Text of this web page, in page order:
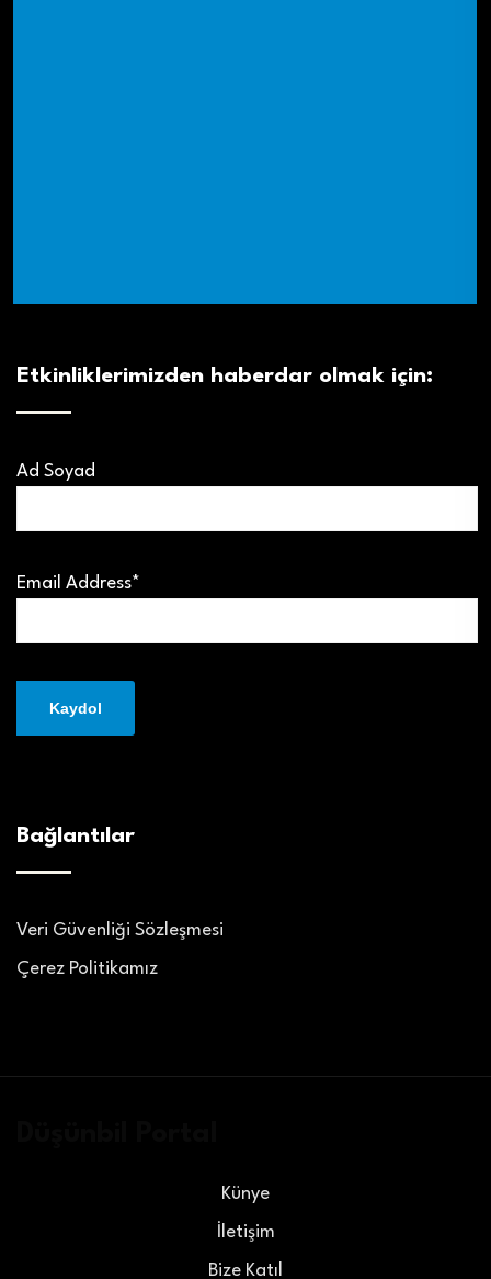
Etkinliklerimizden haberdar olmak için:
Ad Soyad
Email Address*
Bağlantılar
Veri Güvenliği Sözleşmesi
Çerez Politikamız
Künye
İletişim
Bize Katıl